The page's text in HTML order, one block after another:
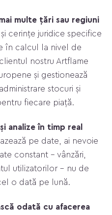
multe țări sau regiuni
cerințe juridice specifice
în calcul la nivel de
nostru Artflame
și gestionează
stocuri și
fiecare piață.
analize în timp real
pe date, ai nevoie
constant – vânzări,
utilizatorilor – nu de
o dată pe lună.
odată cu afacerea